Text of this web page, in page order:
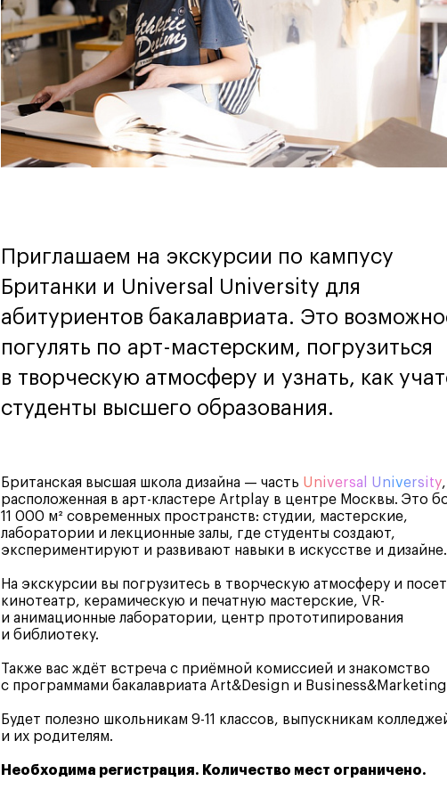
Приглашаем на экскурсии по кампусу
Британки и Universal University для
абитуриентов бакалавриата. Это
погулять по арт-мастерским, погрузиться
в творческую атмосферу и узнать, как
студенты высшего образования.
Британская высшая школа дизайна — часть Universal University,
расположенная в арт-кластере Artplay в центре Москвы. Это
11 000 м² современных пространств: студии, мастерские,
лаборатории и лекционные залы, где студенты создают,
экспериментируют и развивают навыки в искусстве и дизайне.
На экскурсии вы погрузитесь в творческую атмосферу и
кинотеатр, керамическую и печатную мастерские, VR-
и анимационные лаборатории, центр прототипирования
и библиотеку.
Также вас ждёт встреча с приёмной комиссией и знакомство
с программами бакалавриата Art&Design и
Будет полезно школьникам 9-11 классов, выпускникам
и их родителям.
Необходима регистрация. Количество мест ограничено.